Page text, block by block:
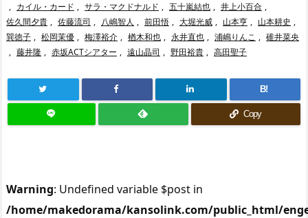
, カイル・カード , サラ・マクドナルド , 五十嵐結也 , 井上小百合 ,
佐久間夕貴 , 佐藤流司 , 八嶋智人 , 前田悟 , 大堀光威 , 山本亨 , 山本耕史 ,
巽徳子 , 松岡茉優 , 梅澤裕介 , 楢木和也 , 永井直也 , 浦嶋りんこ , 碓井菜央
, 藤井隆 , 赤坂ACTシアター , 遠山晶司 , 野田裕貴 , 高田聖子
B!
Copy
Warning: Undefined variable $post in
/home/makedorama/kansolink.com/public_html/